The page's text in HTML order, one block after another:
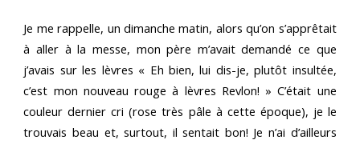
Je me rappelle, un dimanche matin, alors qu’on s’apprêtait
à aller à la messe, mon père m’avait demandé ce que
j’avais sur les lèvres « Eh bien, lui dis-je, plutôt insultée,
c’est mon nouveau rouge à lèvres Revlon! » C’était une
couleur dernier cri (rose très pâle à cette époque), je le
trouvais beau et, surtout, il sentait bon! Je n’ai d’ailleurs